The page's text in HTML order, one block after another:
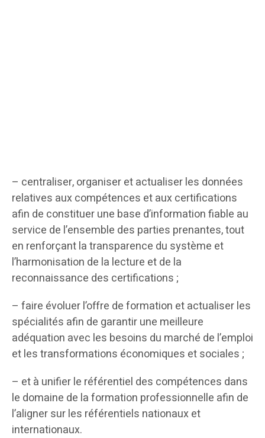
– centraliser, organiser et actualiser les données
relatives aux compétences et aux certifications
afin de constituer une base d’information fiable au
service de l’ensemble des parties prenantes, tout
en renforçant la transparence du système et
l’harmonisation de la lecture et de la
reconnaissance des certifications ;
– faire évoluer l’offre de formation et actualiser les
spécialités afin de garantir une meilleure
adéquation avec les besoins du marché de l’emploi
et les transformations économiques et sociales ;
– et à unifier le référentiel des compétences dans
le domaine de la formation professionnelle afin de
l’aligner sur les référentiels nationaux et
internationaux.